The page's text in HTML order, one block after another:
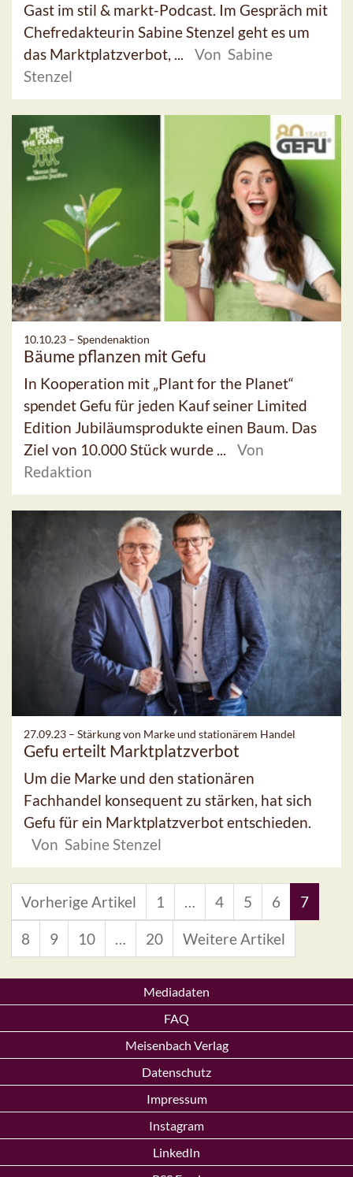
Gast im stil & markt-Podcast. Im Gespräch mit
Chefredakteurin Sabine Stenzel geht es um
das Marktplatzverbot, ...
Von Sabine
Stenzel
10.10.23 – Spendenaktion
Bäume pflanzen mit Gefu
In Kooperation mit „Plant for the Planet“
spendet Gefu für jeden Kauf seiner Limited
Edition Jubiläumsprodukte einen Baum. Das
Ziel von 10.000 Stück wurde ...
Von
Redaktion
27.09.23 – Stärkung von Marke und stationärem Handel
Gefu erteilt Marktplatzverbot
Um die Marke und den stationären
Fachhandel konsequent zu stärken, hat sich
Gefu für ein Marktplatzverbot entschieden.
Von Sabine Stenzel
Vorherige Artikel 1 … 4 5 6 7
8 9 10 … 20 Weitere Artikel
Mediadaten
FAQ
Meisenbach Verlag
Datenschutz
Impressum
Instagram
LinkedIn